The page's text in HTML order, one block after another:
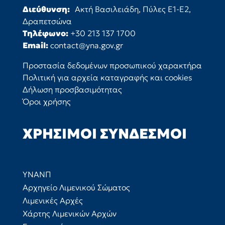
Διεύθυνση: Ακτή Βασιλειάδη, Πύλες Ε1-Ε2,
Δραπετσώνα
Τηλέφωνο: +30 213 137 1700
Email: contact@yna.gov.gr
Προστασία δεδομένων προσωπικού χαρακτήρα
Πολιτική για αρχεία καταγραφής και cookies
Δήλωση προσβασιμότητας
Όροι χρήσης
ΧΡΉΣΙΜΟΙ ΣΎΝΔΕΣΜΟΙ
ΥΝΑΝΠ
Αρχηγείο Λιμενικού Σώματος
Λιμενικές Αρχές
Χάρτης Λιμενικών Αρχών